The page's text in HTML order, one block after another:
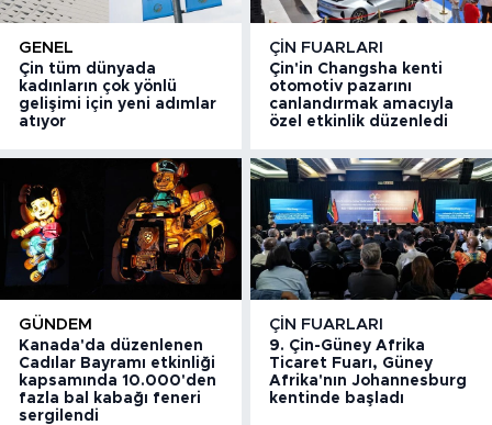
GENEL
Çin tüm dünyada
kadınların çok yönlü
gelişimi için yeni adımlar
atıyor
ÇIN FUARLARI
Çin'in Changsha kenti
otomotiv pazarını
canlandırmak amacıyla
özel etkinlik düzenledi
GÜNDEM
Kanada'da düzenlenen
Cadılar Bayramı etkinliği
kapsamında 10.000'den
fazla bal kabağı feneri
sergilendi
ÇIN FUARLARI
9. Çin-Güney Afrika
Ticaret Fuarı, Güney
Afrika'nın Johannesburg
kentinde başladı